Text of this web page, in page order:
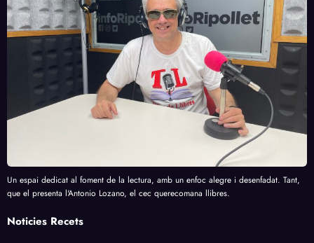
Un espai dedicat al foment de la lectura, amb un enfoc alegre i desenfadat. Tant,
que el presenta l'Antonio Lozano, el cec querecomana llibres.
Noticies Recets